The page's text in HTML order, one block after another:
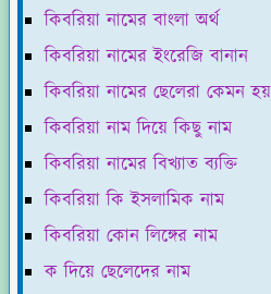
কিবরিয়া নামের বাংলা অর্থ
কিবরিয়া নামের ইংরেজি বানান
কিবরিয়া নামের ছেলেরা কেমন হয়
কিবরিয়া নাম দিয়ে কিছু নাম
কিবরিয়া নামের বিখ্যাত ব্যক্তি
কিবরিয়া কি ইসলামিক নাম
কিবরিয়া কোন লিঙ্গের নাম
ক দিয়ে ছেলেদের নাম